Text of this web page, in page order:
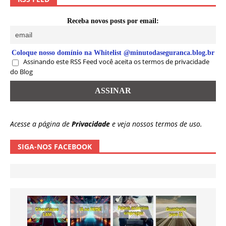
Receba novos posts por email:
Coloque nosso domínio na Whitelist @minutodaseguranca.blog.br
Assinando este RSS Feed você aceita os termos de privacidade
do Blog
Acesse a página de Privacidade e veja nossos termos de uso.
SIGA-NOS FACEBOOK